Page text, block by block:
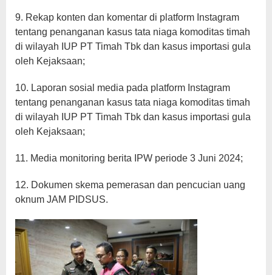
9. Rekap konten dan komentar di platform Instagram
tentang penanganan kasus tata niaga komoditas timah
di wilayah IUP PT Timah Tbk dan kasus importasi gula
oleh Kejaksaan;
10. Laporan sosial media pada platform Instagram
tentang penanganan kasus tata niaga komoditas timah
di wilayah IUP PT Timah Tbk dan kasus importasi gula
oleh Kejaksaan;
11. Media monitoring berita IPW periode 3 Juni 2024;
12. Dokumen skema pemerasan dan pencucian uang
oknum JAM PIDSUS.